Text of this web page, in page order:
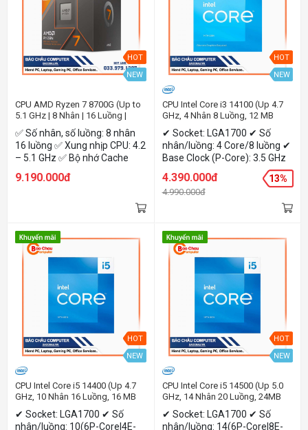
HOT
NEW
CPU AMD Ryzen 7 8700G (Up to
5.1 GHz | 8 Nhân | 16 Luồng |
Socket AM5)
✅ Số nhân, số luồng: 8 nhân
16 luồng ✅ Xung nhịp CPU: 4.2
– 5.1 GHz ✅ Bộ nhớ Cache
Kiến trúc: Zen 4 ✅ Bus ram hỗ
9.190.000đ
HOT
NEW
CPU Intel Core i3 14100 (Up 4.7
GHz, 4 Nhân 8 Luồng, 12 MB
Cache, Raptor Lake Refresh)
✔ Socket: LGA1700 ✔ Số
nhân/luồng: 4 Core/8 luồng ✔
Base Clock (P-Core): 3.5 GHz
✔ Boost Clock (P-Core): 4.7
GHz ✔ TDP: 46W
4.390.000đ
4.990.000đ
13%
HOT
NEW
CPU Intel Core i5 14400 (Up 4.7
GHz, 10 Nhân 16 Luồng, 16 MB
Cache, Raptor Lake Refresh)
✔ Socket: LGA1700 ✔ Số
nhân/luồng: 10(6P-Core|4E-
HOT
NEW
CPU Intel Core i5 14500 (Up 5.0
GHz, 14 Nhân 20 Luồng, 24MB
Cache, Raptor Lake Refresh)
✔ Socket: LGA1700 ✔ Số
nhân/luồng: 14(6P-Core|8E-